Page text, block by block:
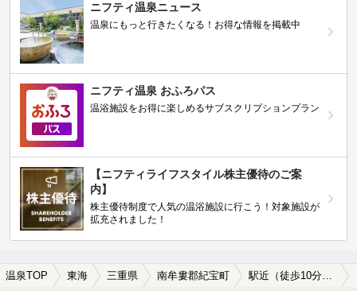
ニフティ温泉ニュース
温泉にもっと行きたくなる！お得な情報を掲載中
ニフティ温泉 おふろパス
温浴施設をお得に楽しめるサブスクリプションプラン
【ニフティライフスタイル株主優待のご案
内】
株主優待制度で人気の温浴施設に行こう！対象施設が
拡充されました！
温泉TOP 東海 三重県 南牟婁郡紀宝町 駅近（徒歩10分以内）の南牟婁郡紀宝町の温泉、日帰り温泉、スーパー銭湯おすすめ